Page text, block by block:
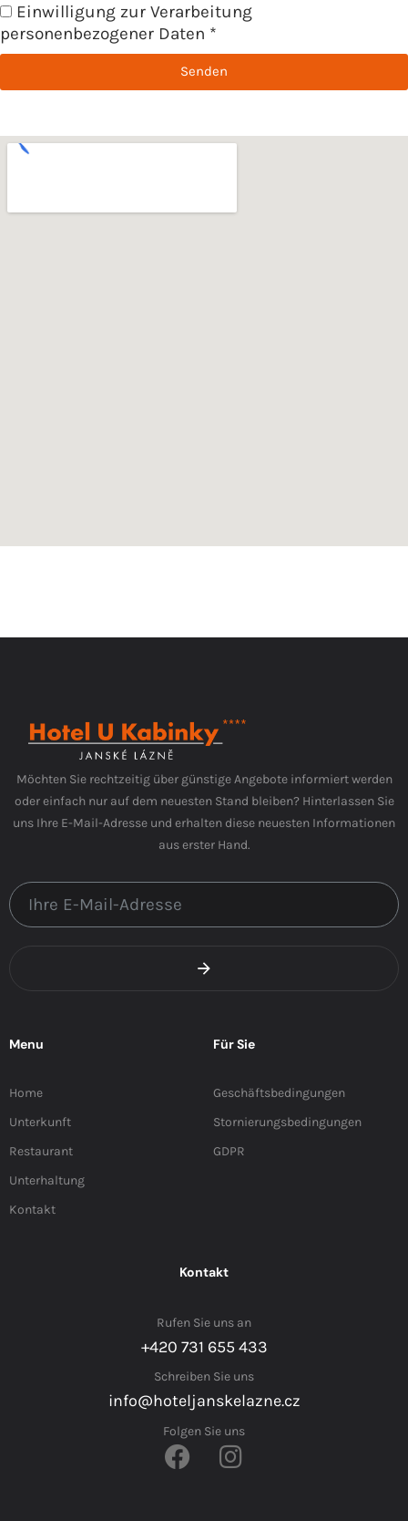
Einwilligung zur Verarbeitung
personenbezogener Daten *
Senden
Möchten Sie rechtzeitig über günstige Angebote informiert werden
oder einfach nur auf dem neuesten Stand bleiben? Hinterlassen Sie
uns Ihre E-Mail-Adresse und erhalten diese neuesten Informationen
aus erster Hand.
Menu
Home
Unterkunft
Restaurant
Unterhaltung
Kontakt
Für Sie
Geschäftsbedingungen
Stornierungsbedingungen
GDPR
Kontakt
Rufen Sie uns an
+420 731 655 433
Schreiben Sie uns
info@hoteljanskelazne.cz
Folgen Sie uns